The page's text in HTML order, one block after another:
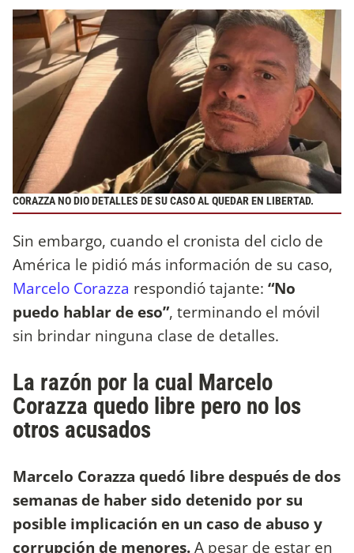
CORAZZA NO DIO DETALLES DE SU CASO AL QUEDAR EN LIBERTAD.
Sin embargo, cuando el cronista del ciclo de
América le pidió más información de su caso,
Marcelo Corazza respondió tajante: “No
puedo hablar de eso”, terminando el móvil
sin brindar ninguna clase de detalles.
La razón por la cual Marcelo
Corazza quedo libre pero no los
otros acusados
Marcelo Corazza quedó libre después de dos
semanas de haber sido detenido por su
posible implicación en un caso de abuso y
corrupción de menores.A pesar de estar en